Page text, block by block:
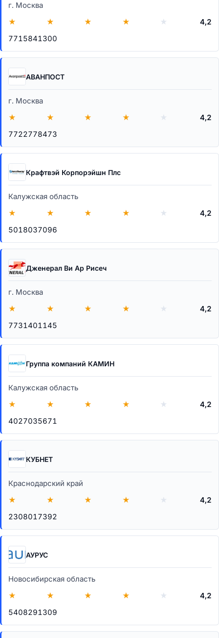
г. Москва
★
★ ★ ★ ★
4,2
7715841300
АВАНПОСТ
г. Москва
★
★ ★ ★ ★
4,2
7722778473
Крафтвэй Корпорэйшн Плс
Калужская область
★
★ ★ ★ ★
4,2
5018037096
Дженерал Ви Ар Рисеч
г. Москва
★
★ ★ ★ ★
4,2
7731401145
Группа компаний КАМИН
Калужская область
★
★ ★ ★ ★
4,2
4027035671
КУБНЕТ
Краснодарский край
★
★ ★ ★ ★
4,2
2308017392
АУРУС
Новосибирская область
★
★ ★ ★ ★
4,2
5408291309